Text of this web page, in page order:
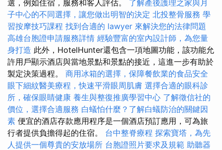
選，例如住宿，服務和客人評估。 了解產後護理之家與月
子中心的不同選擇，讓您做出明智的決定 北投整骨服務 學
習按摩技巧課程 找到合適的 lawyer 來解決您的法律問題
高雄台胞證申請服務詳情 經驗豐富的室內設計師，為您量
身打造 此外，HotelHunter還包含一項地圖功能，該功能允
許用戶顯示酒店與當地景點和景點的接近，這進一步有助於
製定決策過程。 商用冰箱的選擇，保障餐飲業的食品安全
眼下細紋醫美療程，快速平滑眼周肌膚 選擇合適的眼科診
所，確保眼睛健康 養生與整復推廣學習中心 了解徵信社的
價位，選擇合適服務 白蟻怕什麼？了解白蟻防治的關鍵因
素 便宜的酒店存款應用程序是一個酒店預訂應用，可為旅
行者提供負擔得起的住宿。 台中整脊療程 探索寶塔，為先
人提供一個尊貴的安放場所 台胞證照片要求及規範 助聽器